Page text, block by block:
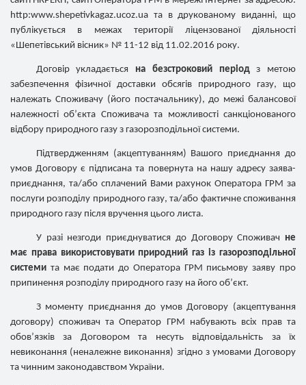
http:www.shepetivkagaz.ucoz.ua та в друкованому виданні, що
публікується в межах території ліцензованої діяльності
«Шепетівський вісник» № 11-12 від 11.02.2016 року.
Договір укладається на безстроковий періодз метою
забезпечення фізичної доставки обсягів природного газу, що
належать Споживачу (його постачальнику), до межі балансової
належності об’єкта Споживача та можливості санкціонованого
відбору природного газу з газорозподільної системи.
Підтвердженням (акцептуванням) Вашого приєднання до
умов Договору є підписана та повернута на нашу адресу заява-
приєднання, та/або сплачений Вами рахунок Оператора ГРМ за
послуги розподілу природного газу, та/або фактичне споживання
природного газу після вручення цього листа.
У разі незгоди приєднуватися до Договору Споживач не
має права використовувати природний газ із газорозподільної
системи та має подати до Оператора ГРМ письмову заяву про
припинення розподілу природного газу на його об’єкт.
З моменту приєднання до умов Договору (акцептування
договору) споживач та Оператор ГРМ набувають всіх прав та
обов’язків за Договором та несуть відповідальність за їх
невиконання (неналежне виконання) згідно з умовами Договору
та чинним законодавством України.